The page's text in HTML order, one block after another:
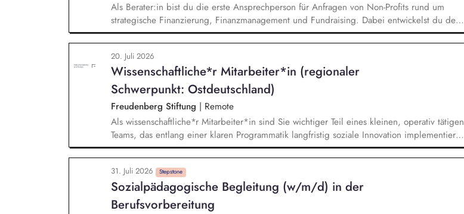
Als Berater:in bist du die erste Ansprechperson für Anfragen von Non-Profits rund um
strategische Finanzierung, Finanzmanagement und Fundraising. Dabei entwickelst du den
gesamten Prozess von der Anfrage über Angebotserstellung bis zur eigenverantwortlichen
Umsetzung. Auf Basis der jeweiligen Herausforderungen entwickelst du passgenaue
Beratungsprozesse und berätst Organisationen zu zentralen Fragen ihrer finanziellen
Steuerung und strategischen Weiterentwicklung.
20. Juli 2026
Wissenschaftliche*r Mitarbeiter*in (regionaler
Schwerpunkt: Ostdeutschland)
Freudenberg Stiftung | Remote
Als wissenschaftliche*r Mitarbeiter*in sind Sie wichtiger Teil eines kleinen, operativ tätigen
Teams, das entlang einer klaren Programmatik langfristig soziale Innovation implementiert.
Sie unterstützen die Geschäftsführung bei der Umsetzung der Stiftungsprogrammatik und
entwickeln dabei die Internationalisierungsstrategie der Stiftung weiter. Sie übersetzen
wissenschaftliche Erkenntnisse in alltagsangebundene Handlungsansätze entlang unserer
Stiftungsprogrammatik.
31. Juli 2026 Stepstone
Sozialpädagogische Begleitung (w/m/d) in der
Berufsvorbereitung